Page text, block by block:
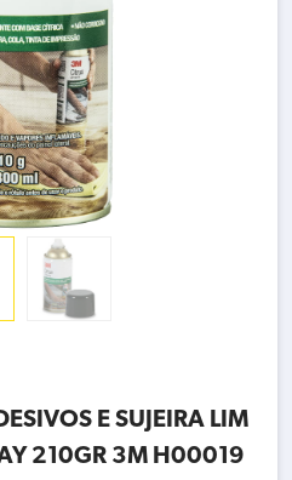
E SUJEIRA LIM
210GR 3M H00019